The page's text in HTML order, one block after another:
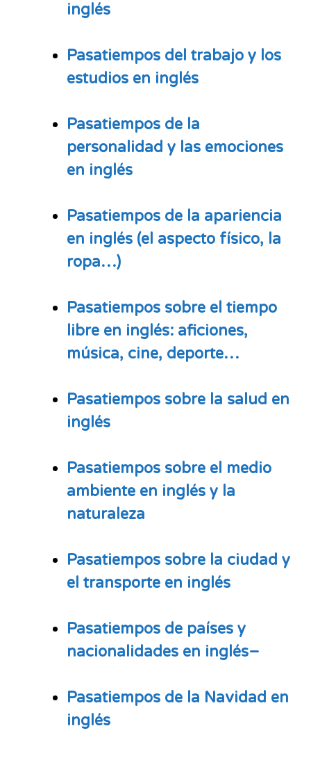
inglés
Pasatiempos del trabajo y los
estudios en inglés
Pasatiempos de la
personalidad y las emociones
en inglés
Pasatiempos de la apariencia
en inglés (el aspecto físico, la
ropa…)
Pasatiempos sobre el tiempo
libre en inglés: aficiones,
música, cine, deporte…
Pasatiempos sobre la salud en
inglés
Pasatiempos sobre el medio
ambiente en inglés y la
naturaleza
Pasatiempos sobre la ciudad y
el transporte en inglés
Pasatiempos de países y
nacionalidades en inglés–
Pasatiempos de la Navidad en
inglés